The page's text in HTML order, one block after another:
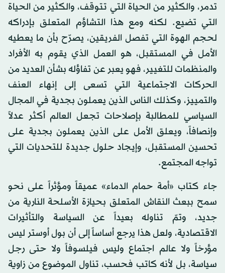
تدمر، والكثير من الحياة التي تتوقف، والكثير من الحياة
التي تضيع. لكنه ومع هذا التشاؤم المتعلق بإدراكه
لحجم الهوة التي تفصل الفريقين، يصرّح بأن ما يعطيه
الأمل في المستقبل، هو العمل الذي يقوم به الأفراد
والمنظمات للتغيير، فهو يعبر عن تفاؤله بشأن العديد من
الحركات الاجتماعية التي تسعى إلى إنهاء العنف
والتمييز، وكذلك الناس الذين يعملون بجدية في المجال
السياسي للمطالبة بإصلاحات تجعل العالم أكثر عدلاً
وإنصافاً، ويعلق الأمل على الذين يعملون بجدية على
تحسين المستقبل، وإيجاد حلول جديدة للتحديات التي
تواجه المجتمع.
جاء كتاب «أمة حمام الدماء» عميقاً ومؤثراً على نحو
سمح ببعث النقاش المتعلق بحيازة الأسلحة النارية من
جديد، وتمّ تناوله بعيداً عن السياسة والتأثيرات
الاقتصادية، ولعل هذا يرجع أساساً إلى أن بول أوستر ليس
مؤرخاً ولا عالم اجتماع وليس فيلسوفاً ولا حتى رجل
سياسة، بل لأنه كاتب فحسب، تناول الموضوع من زاوية